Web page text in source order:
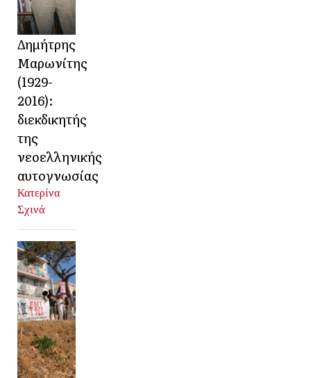
Δημήτρης
Μαρωνίτης
(1929-
2016):
διεκδικητής
της
νεοελληνικής
αυτογνωσίας
Κατερίνα
Σχινά